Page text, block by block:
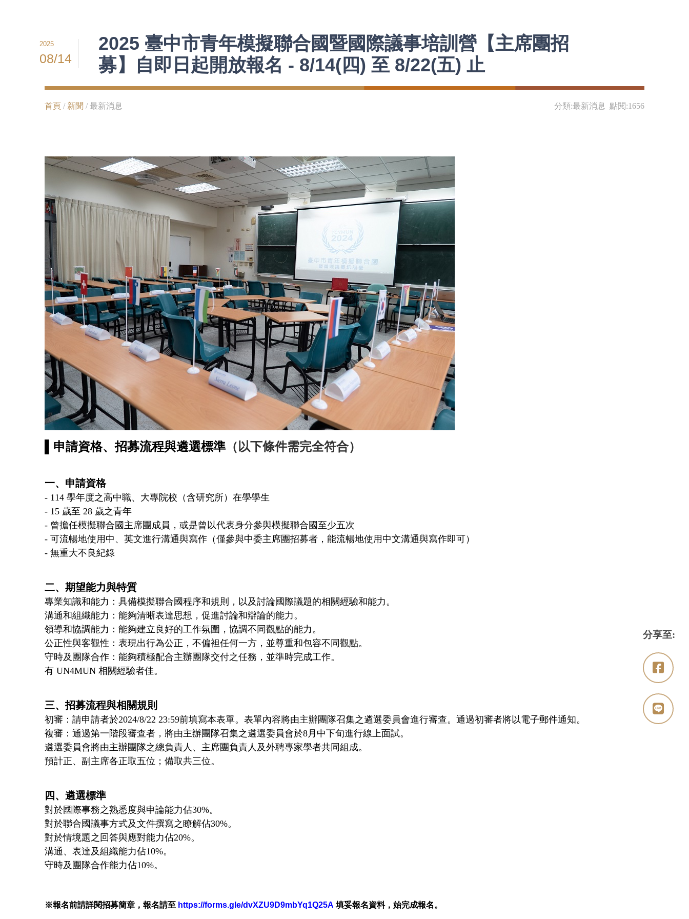
2025
08/14
2025 臺中市青年模擬聯合國暨國際議事培訓營【主席團招
募】自即日起開放報名 - 8/14(四) 至 8/22(五) 止
首頁 / 新聞 / 最新消息 分類:最新消息 點閱:1656
▌申請資格、招募流程與遴選標準 （以下條件需完全符合）
一、申請資格
- 114 學年度之高中職、大專院校（含研究所）在學學生
- 15 歲至 28 歲之青年
- 曾擔任模擬聯合國主席團成員，或是曾以代表身分參與模擬聯合國至少五次
- 可流暢地使用中、英文進行溝通與寫作（僅參與中委主席團招募者，能流暢地使用中文溝通與寫作即可）
- 無重大不良紀錄
二、期望能力與特質
專業知識和能力：具備模擬聯合國程序和規則，以及討論國際議題的相關經驗和能力。
溝通和組織能力：能夠清晰表達思想，促進討論和辯論的能力。
領導和協調能力：能夠建立良好的工作氛圍，協調不同觀點的能力。
公正性與客觀性：表現出行為公正，不偏袒任何一方，並尊重和包容不同觀點。
守時及團隊合作：能夠積極配合主辦團隊交付之任務，並準時完成工作。
有 UN4MUN 相關經驗者佳。
三、招募流程與相關規則
初審：請申請者於2024/8/22 23:59前填寫本表單。表單內容將由主辦團隊召集之遴選委員會進行審查。通過初審者將以電子郵件通知。
複審：通過第一階段審查者，將由主辦團隊召集之遴選委員會於8月中下旬進行線上面試。
遴選委員會將由主辦團隊之總負責人、主席團負責人及外聘專家學者共同組成。
預計正、副主席各正取五位；備取共三位。
四、遴選標準
對於國際事務之熟悉度與申論能力佔30%。
對於聯合國議事方式及文件撰寫之瞭解佔30%。
對於情境題之回答與應對能力佔20%。
溝通、表達及組織能力佔10%。
守時及團隊合作能力佔10%。
※報名前請詳閱招募簡章， 報名請至 https://forms.gle/dvXZU9D9mbYq1Q25A 填妥報名資料，始完成報名。
分享至: